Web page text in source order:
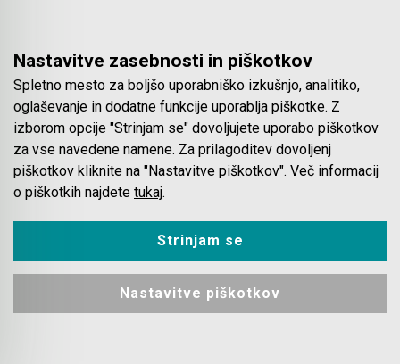
Spletna trgovina
Pogoji poslovanja
Plačila
Odstop od nakupa
Dostava
Nastavitve zasebnosti in piškotkov
Spletno mesto za boljšo uporabniško izkušnjo, analitiko,
oglaševanje in dodatne funkcije uporablja piškotke. Z
izborom opcije "Strinjam se" dovoljujete uporabo piškotkov
za vse navedene namene. Za prilagoditev dovoljenj
piškotkov kliknite na "Nastavitve piškotkov". Več informacij
o piškotkih najdete tukaj.
Strinjam se
Nastavitve piškotkov